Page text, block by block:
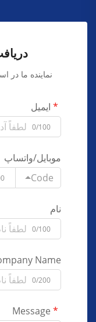
نماینده ما
ایمیل
0/100
موبایل/واتساپ
Code
نام
0/100
Name
0/200